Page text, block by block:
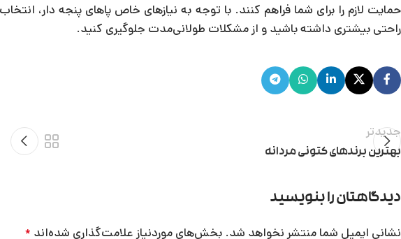
حمایت لازم را برای شما فراهم کنند. با توجه به نیازهای خاص پاهای پنجه دار،
راحتی بیشتری داشته باشید و از مشکلات طولانی‌مدت جلوگیری کنید.
جدیدتر
بهترین برندهای کتونی مردانه
دیدگاهتان را بنویسید
نشانی ایمیل شما منتشر نخواهد شد. بخش‌های موردنیاز علامت‌گذاری شده‌اند *